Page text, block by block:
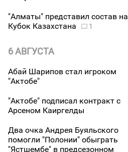
"Алматы" представил состав на
Кубок Казахстана
1
6 АВГУСТА
Абай Шарипов стал игроком
"Актобе"
"Актобе" подписал контракт с
Арсеном Каиргелды
Два очка Андрея Буяльского
помогли "Полонии" обыграть
"Ястшембе" в предсезонном